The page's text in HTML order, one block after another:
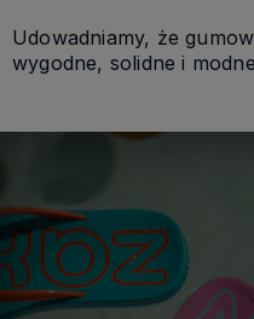
Udowadniamy, że
wygodne, solidne i